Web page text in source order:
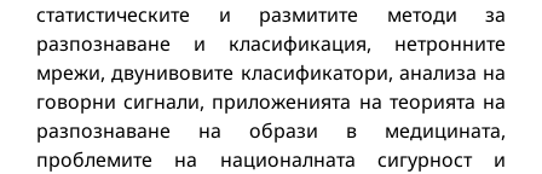
статистическите и размитите методи за
разпознаване и класификация, нетронните
мрежи, двунивовите класификатори, анализа на
говорни сигнали, приложенията на теорията на
разпознаване на образи в медицината,
проблемите на националната сигурност и